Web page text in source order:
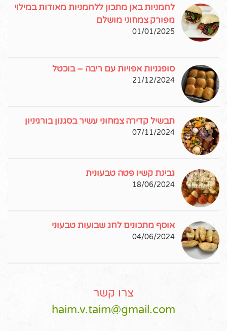
לחמניות באן מתכון ללחמניות מאודות במילוי
מפורק צמחוני מושלם
01/01/2025
סופגניות אפויות עם ריבה – בוכטל
21/12/2024
תבשיל קדירה צמחוני עשיר בסגנון בורגיניון
07/11/2024
גבינת קשיו פטה טבעונית
18/06/2024
אוסף מתכונים לחג שבועות טבעוני
04/06/2024
צרו קשר
haim.v.taim@gmail.com